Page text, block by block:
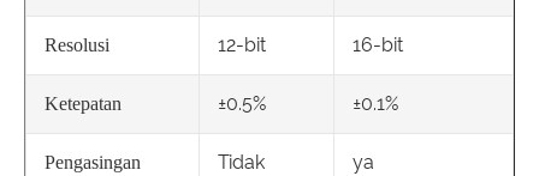
Resolusi 12-bit 16-bit
Ketepatan ±0.5% ±0.1%
Pengasingan Tidak ya